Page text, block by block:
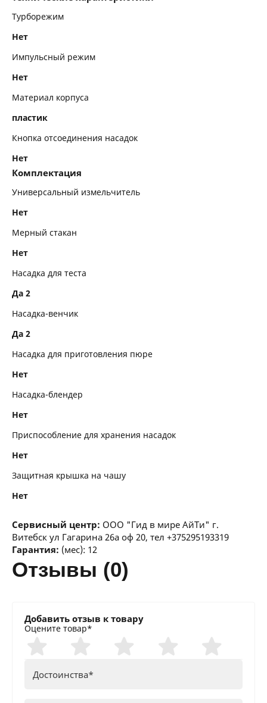
Турборежим
Нет
Импульсный режим
Нет
Материал корпуса
пластик
Кнопка отсоединения насадок
Нет
Комплектация
Универсальный измельчитель
Нет
Мерный стакан
Нет
Насадка для теста
Да 2
Насадка-венчик
Да 2
Насадка для приготовления пюре
Нет
Насадка-блендер
Нет
Приспособление для хранения насадок
Нет
Защитная крышка на чашу
Нет
Сервисный центр: ООО "Гид в мире АйТи" г.
Витебск ул Гагарина 26а оф 20, тел +375295193319
Гарантия: (мес): 12
отзывы (0)
Добавить отзыв к товару
Оцените товар*